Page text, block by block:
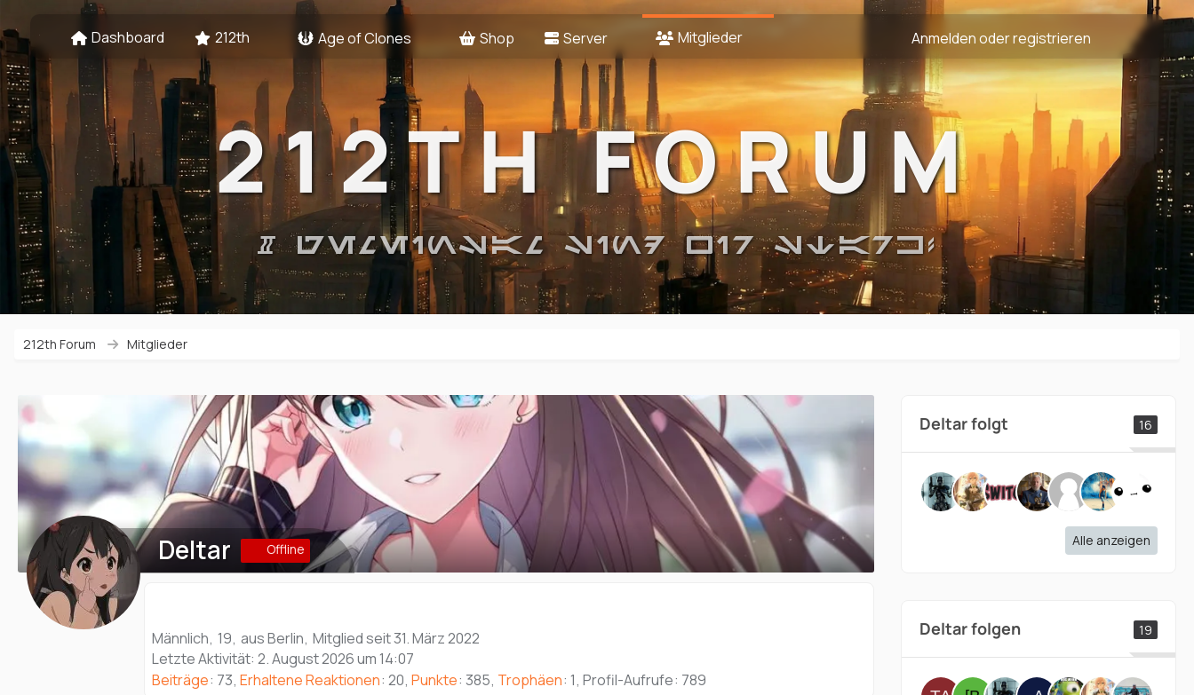
Dashboard 212th Age of Clones Shop Server Mitglieder Anmelden oder registrieren
212TH FORUM
# GEMEINSAM SIND WIR STARK!
212th Forum Mitglieder
Deltar Offline
Männlich 19 aus Berlin Mitglied seit 31. März 2022
Letzte Aktivität: 2. August 2026 um 14:07
Beiträge 73 Erhaltene Reaktionen 20 Punkte 385 Trophäen 1 Profil-Aufrufe 789
Deltar folgt 16
Alle anzeigen
Deltar folgen 19